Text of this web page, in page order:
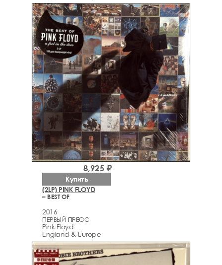
(2LP) PINK FLOYD
– BEST OF
2016
ПЕРВЫЙ ПРЕСС
Pink Floyd
England & Europe
8,925 ₽
Купить